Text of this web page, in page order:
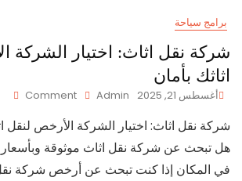
برامج سياحة
شركة نقل اثاث: اختيار الشركة
اثاثك بأمان
أغسطس 21, 2025 Admin
Comment
اثاث:
شركة نقل اثاث: اختيار الشركة الأرخص لنقل
هل تبحث عن شركة نقل اثاث موثوقة وبأسعار
في المكان إذا كنت تبحث عن أرخص شركة